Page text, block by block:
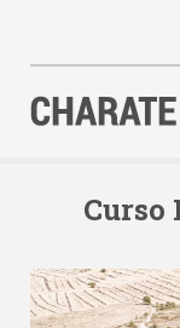
AGENDA
ALQUILER
EQUIPO
Curso